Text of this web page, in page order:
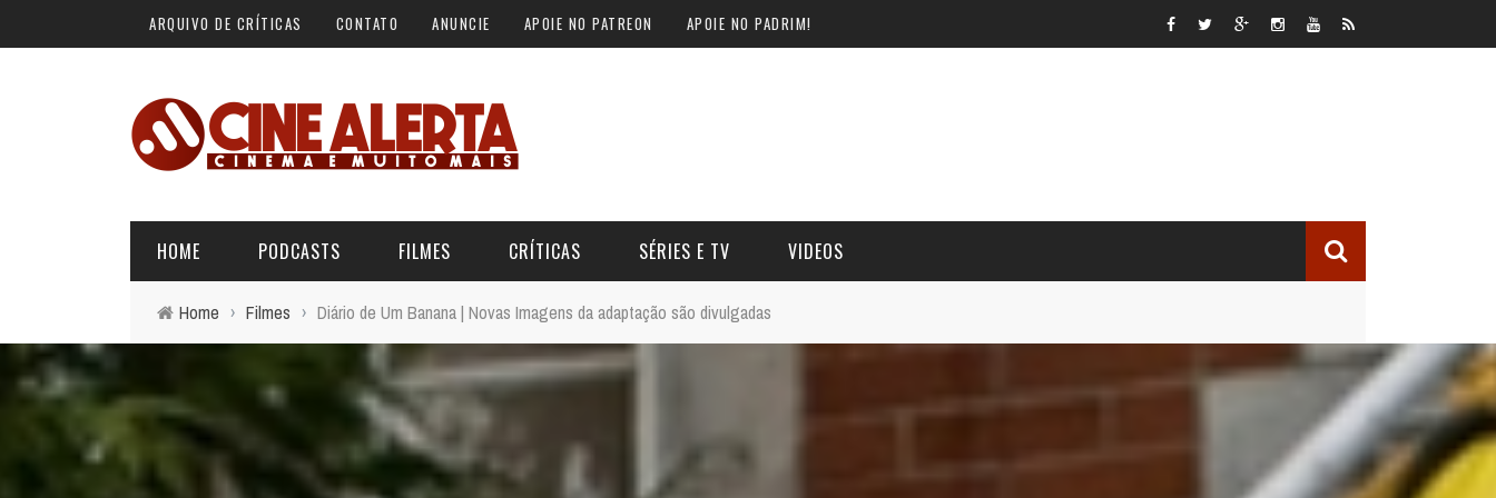
ARQUIVO DE CRÍTICAS CONTATO ANUNCIE APOIE NO PATREON APOIE NO PADRIM!
HOME PODCASTS
ALERTA DE SPOILER
FORA DA CURVA
FILMES CRÍTICAS SÉRIES E TV VIDEOS
CINERAMA
Home › Filmes › Diário de Um Banana | Novas Imagens da adaptação são divulgadas